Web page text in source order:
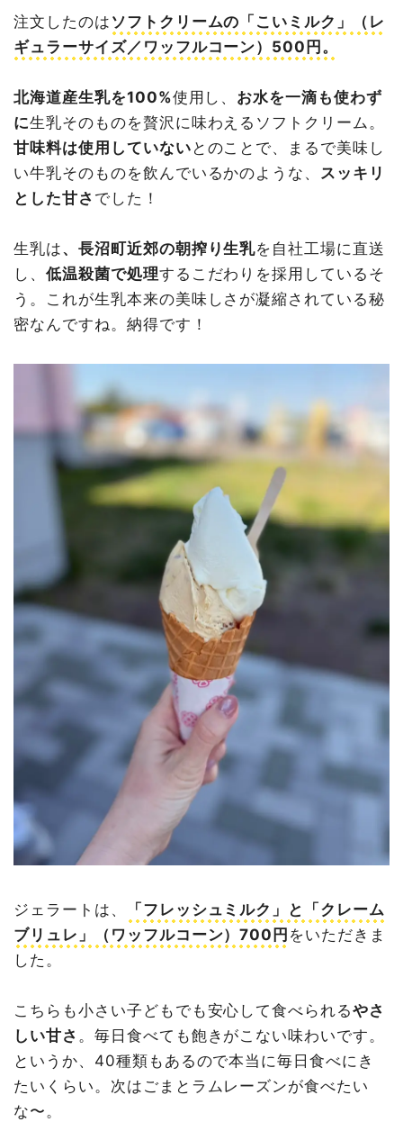
注文したのは ソフトクリームの「こいミルク」（レ
ギュラーサイズ／ワッフルコーン）500円。
北海道産生乳を100%使用し、 お水を一滴も使わず
に生乳そのものを贅沢に味わえるソフトクリーム。
甘味料は使用していない とのことで、まるで美味し
い牛乳そのものを飲んでいるかのような、 スッキリ
とした甘さ でした！
生乳は、長沼町近郊の朝搾り生乳を自社工場に直送
し、 低温殺菌で処理するこだわりを採用しているそ
う。これが生乳本来の美味しさが凝縮されている秘
密なんですね。納得です！
ジェラートは、
「フレッシュミルク」と「クレーム
ブリュレ」（ワッフルコーン）700円 をいただきま
した。
こちらも小さい子どもでも安心して食べられるやさ
しい甘さ 。毎日食べても飽きがこない味わいです。
というか、40種類もあるので本当に毎日食べにき
たいくらい。次はごまとラムレーズンが食べたい
な〜。